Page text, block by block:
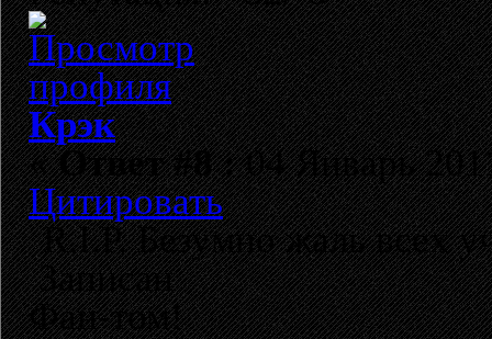
Крэк
«Ответ #8 :04 Январь
Цитировать
R.I.P. Безумно жаль всех
Записан
Фан-том!